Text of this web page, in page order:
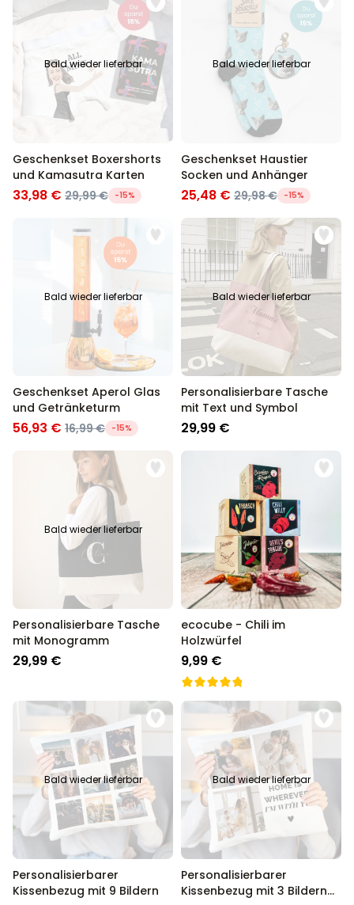
Bald wieder lieferbar
Geschenkset Boxershorts
und Kamasutra Karten
33,98 € 29,99 € -15%
Bald wieder lieferbar
Geschenkset Haustier
Socken und Anhänger
25,48 € 29,98 € -15%
Bald wieder lieferbar
Geschenkset Aperol Glas
und Getränketurm
56,93 € 16,99 € -15%
Bald wieder lieferbar
Personalisierbare Tasche
mit Text und Symbol
29,99 €
Bald wieder lieferbar
Personalisierbare Tasche
mit Monogramm
29,99 €
ecocube - Chili im
Holzwürfel
9,99 €
Bald wieder lieferbar
Personalisierbarer
Kissenbezug mit 9 Bildern
Bald wieder lieferbar
Personalisierbarer
Kissenbezug mit 3 Bildern